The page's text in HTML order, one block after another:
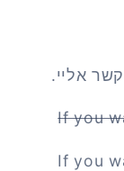
אליי.
If you
If you